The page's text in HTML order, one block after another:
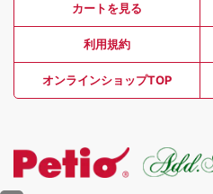
カートを見る
利用規約
オンラインショップTOP